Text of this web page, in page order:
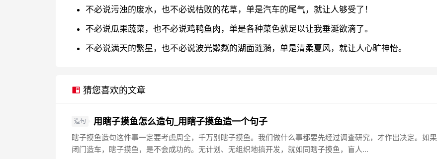
不必说污浊的废水，也不必说枯败的花草，单是汽车的尾气，就让人够受了！
不必说瓜果蔬菜，也不必说鸡鸭鱼肉，单是各种菜色就足以让我垂涎欲滴了。
不必说满天的繁星，也不必说波光粼粼的湖面涟漪，单是清柔夏风，就让人心旷神怡。
猜您喜欢的文章
造句 用瞎子摸鱼怎么造句_用瞎子摸鱼造一个句子
瞎子摸鱼造句这件事一定要考虑周全，千万别瞎子摸鱼。我们做什么事都要先经过调查研究，才作出决定。如果
闭门造车，瞎子摸鱼，是不会成功的。无计划、无组织地搞开发，就如同瞎子摸鱼，盲人...